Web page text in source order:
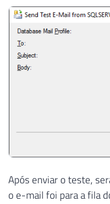
Após enviar o teste,
o e-mail foi para a fila